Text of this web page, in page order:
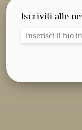
Iscriviti alle